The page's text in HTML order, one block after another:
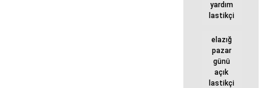
yardım
lastikçi
elazığ
pazar
günü
açık
lastikçi